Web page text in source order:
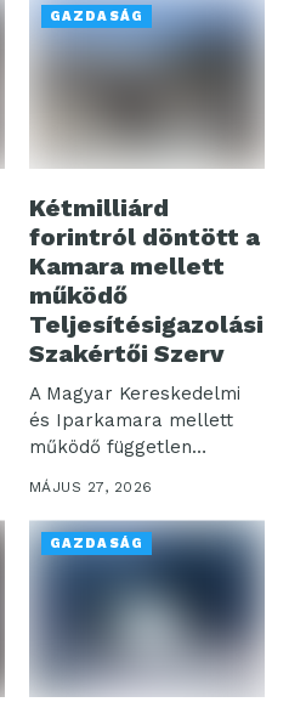
GAZDASÁG
Kétmilliárd
forintról döntött a
Kamara mellett
működő
Teljesítésigazolási
Szakértői Szerv
A Magyar Kereskedelmi
és Iparkamara mellett
működő független
Teljesítésigazolási
Szakértői Szerv (TSZSZ)...
MÁJUS 27, 2026
GAZDASÁG